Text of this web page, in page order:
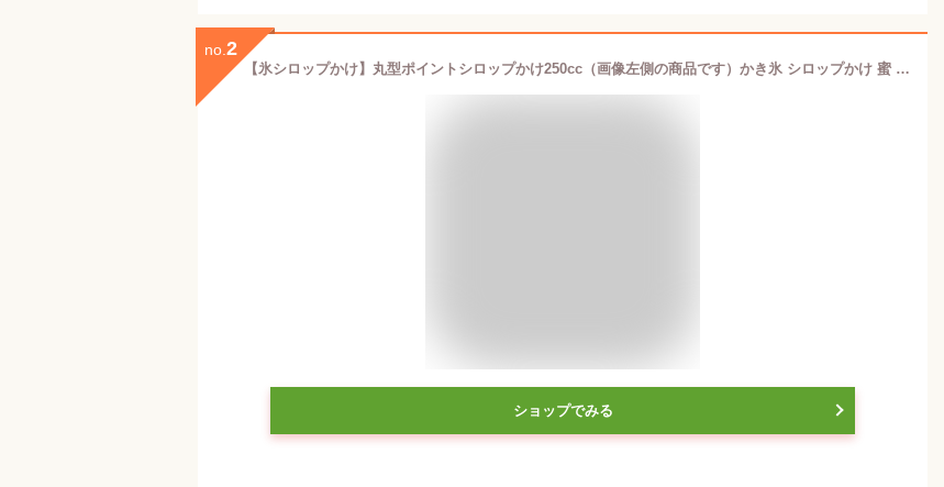
no. 2
【氷シロップかけ】丸型ポイントシロップかけ250cc（画像左側の商品です）かき氷 シロップかけ 蜜 氷蜜かけ 蜜かけ シロップかけ 氷蜜 蜜かけ コンク コンクかけ シロップ容器 かき氷 お祭り 縁日 イベント かき氷道具 かき氷備品 カキ氷 カキ氷備品 氷用品
ショップでみる